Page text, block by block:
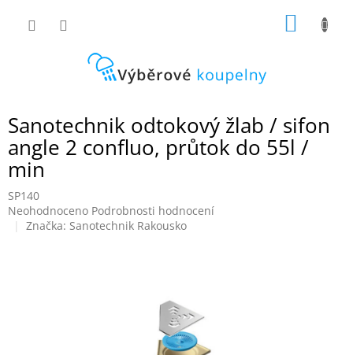
Sanotechnik odtokový žlab / sifon
angle 2 confluo, průtok do 55l /
min
SP140
Průměrné
hodnocení
Neohodnoceno Podrobnosti hodnocení
Značka: Sanotechnik Rakousko